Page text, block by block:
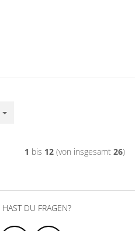
1 bis 12(von insgesamt 26)
HAST DU FRAGEN?